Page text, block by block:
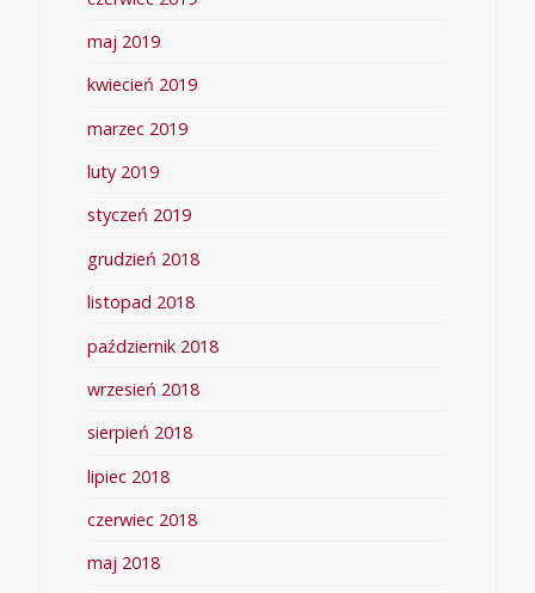
maj 2019
kwiecień 2019
marzec 2019
luty 2019
styczeń 2019
grudzień 2018
listopad 2018
październik 2018
wrzesień 2018
sierpień 2018
lipiec 2018
czerwiec 2018
maj 2018